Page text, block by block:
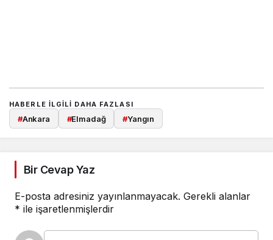
HABERLE ILGILI DAHA FAZLASI
#Ankara #Elmadağ #Yangın
Bir Cevap Yaz
E-posta adresiniz yayınlanmayacak. Gerekli alanlar
* ile işaretlenmişlerdir